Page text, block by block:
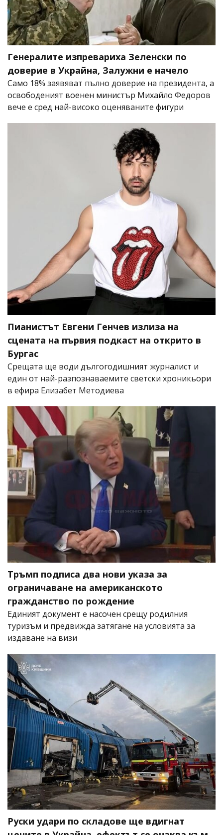
Генералите изпревариха Зеленски по
доверие в Украйна, Залужни е начело
Само 18% заявяват пълно доверие на президента, а
освободеният военен министър Михайло Федоров
вече е сред най-високо оценяваните фигури
Пианистът Евгени Генчев излиза на
сцената на първия подкаст на открито в
Бургас
Срещата ще води дългогодишният журналист и
един от най-разпознаваемите светски хроникьори
в ефира Елизабет Методиева
Тръмп подписа два нови указа за
ограничаване на американското
гражданство по рождение
Единият документ е насочен срещу родилния
туризъм и предвижда затягане на условията за
издаване на визи
Руски удари по складове ще вдигнат